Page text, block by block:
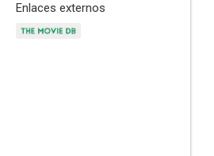
Enlaces externos